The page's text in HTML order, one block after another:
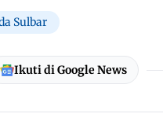
Sulbar
Ikuti di Google News